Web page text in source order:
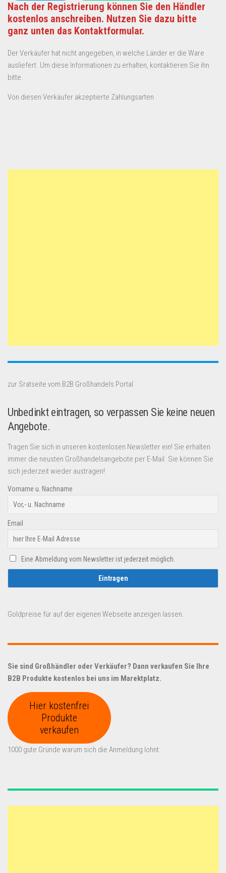
Nach der Registrierung können Sie den Händler
kostenlos anschreiben. Nutzen Sie dazu bitte
ganz unten das Kontaktformular.
Der Verkäufer hat nicht angegeben, in welche Länder er die Ware
ausliefert. Um diese Informationen zu erhalten, kontaktieren Sie ihn
bitte.
Von diesen Verkäufer akzeptierte Zahlungsarten
zur Sratseite vom B2B Großhandels Portal
Unbedinkt eintragen, so verpassen Sie keine neuen
Angebote.
Tragen Sie sich in unseren kostenlosen Newsletter ein! Sie erhalten
immer die neusten Großhandelsangebote per E-Mail. Sie können Sie
sich jederzeit wieder austragen!
Vorname u. Nachname
Email
Eine Abmeldung vom Newsletter ist jederzeit möglich.
Goldpreise für auf der eigenen Webseite anzeigen lassen.
Sie sind Großhändler oder Verkäufer? Dann verkaufen Sie Ihre
B2B Produkte kostenlos bei uns im Marektplatz.
Hier kostenfrei
Produkte
verkaufen
1000 gute Gründe warum sich die Anmeldung lohnt.